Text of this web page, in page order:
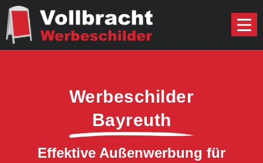
Werbeschilder
Bayreuth
Effektive Außenwerbung für